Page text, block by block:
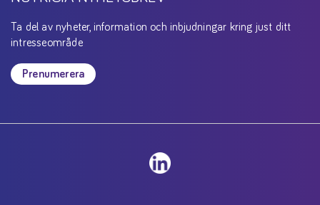
Ta del av nyheter, information och inbjudningar kring just ditt
intresseområde
Prenumerera